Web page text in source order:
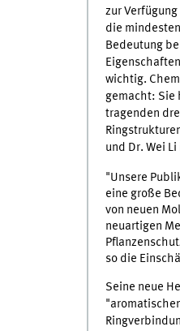
zur
die
Bedeutung
wichtig.
gemacht: Sie
tragenden
und Dr. Wei
"Unsere
eine große
von neuen
neuartigen
so die
Seine neue